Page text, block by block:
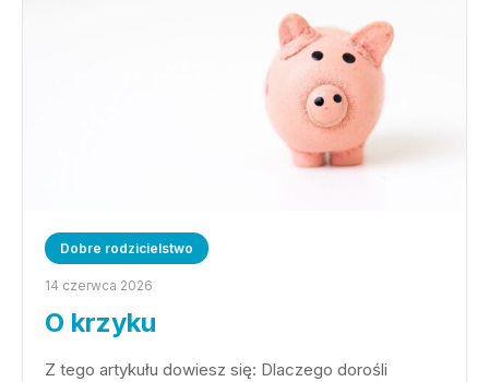
Dobre rodzicielstwo
14 czerwca 2026
O krzyku
Z tego artykułu dowiesz się: Dlaczego dorośli